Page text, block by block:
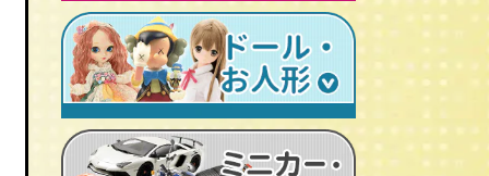
仮面ライダーカード
マルサン/MARUSAN
ブルマァク/BULLMARK
ポピー/POPY
ドラゴンクエスト
ファイナルファンタジー/FF
P.O.P
RAH
マジンガーＺ
ゲッターロボ
トランスフォーマー
マクロス
メタルヒーローシリーズ
スーパー戦隊
プレデター/PREDATOR
エイリアン/ALIEN
ターミネーター
ロボコップ
バットマン
グレムリン
セーラームーン
魔法少女まどか☆マギカ
フェイト/Fate